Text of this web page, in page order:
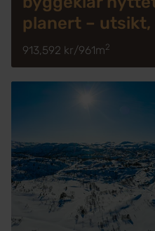
planert – utsikt,
913,592 kr/961m2